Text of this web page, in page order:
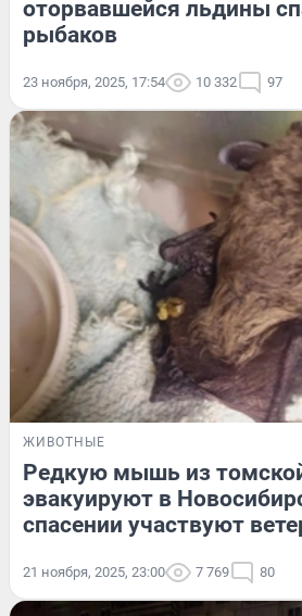
оторвавшейся льдины
рыбаков
23 ноября, 2025, 17:54 10 332 97
ЖИВОТНЫЕ
Редкую мышь из
эвакуируют в
спасении участвуют
21 ноября, 2025, 23:00 7 769 80